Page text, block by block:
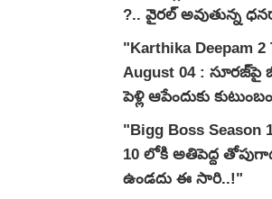
?.. వైరల్ అవుతున్న
వ్యాఖ్యలు.."
"Karthika Deepam 2
August 04 : సూరజ్‌పై జ్యోత్స్న ఆగ్రహం..
పెళ్లి ఆపేందుకు
"Bigg Boss
10 లోకి అతిపెద్ద
ఉండదు ఈ సారి..!"